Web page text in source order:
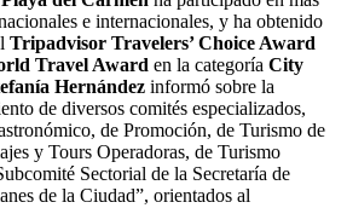
e internacionales, y ha obtenido
Tripadvisor Travelers’ Choice Award
Travel Award en la categoría City
Hernández informó sobre la
de diversos comités especializados,
de Promoción, de Turismo de
y Tours Operadoras, de Turismo
Sectorial de la Secretaría de
de la Ciudad”, orientados al